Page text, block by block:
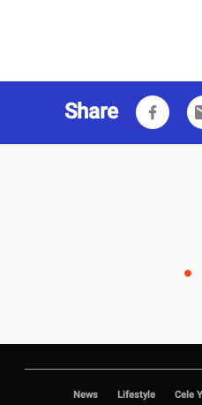
Share
News Lifestyle Cele